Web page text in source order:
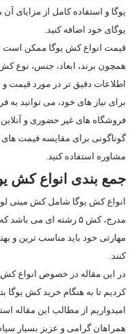
یوگا و استفاده کامل از مزایای
یوگای خود اضافه کنید.
قیمت انواع کش یوگا ممکن است
همچون برند، ابعاد، جنس، نوع
اطلاعات دقیق تر در مورد قیمت
برای نیاز های خود، می‌ توانید
فروشگاه‌ های غیر حضوری و آنلاین
گوناگونی برای مقایسه قیمت
مشاوره استفاده کنید.
جمع بندی انواع کش
انواع کش یوگا شامل کش مینی
مدرج، کش ۵ رشته ای می
مهارتی خود باید مناسب ترین و
کنند.
در این مقاله در خصوص انواع کش
کردیم تا به هنگام خرید کش یوگا
امیدواریم از مطالب این مقاله
همراهان گرامی و عزیز بسیار